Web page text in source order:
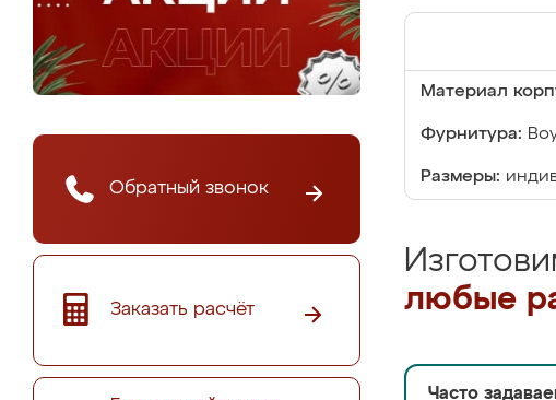
Обратный звонок
Заказать расчёт
Материал
Фурнитура:
Размеры:
любые
Часто